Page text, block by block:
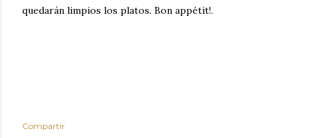
quedarán limpios los platos. Bon appétit!.
Compartir